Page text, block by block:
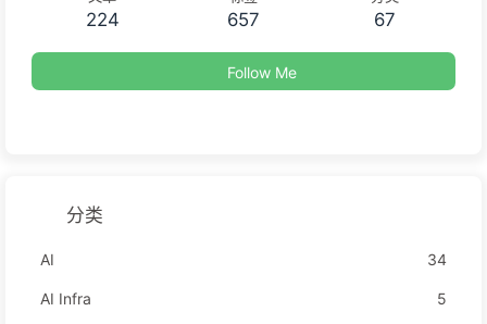
224 657 67
Follow Me
分类
AI 34
AI Infra
5